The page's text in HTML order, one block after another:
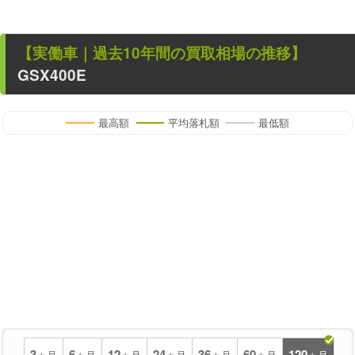
【実働車 ｜過去10年間の買取相場の推移】
GSX400E
最高額 平均落札額 最低額